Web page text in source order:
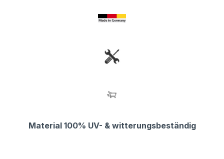
Material 100% UV- & witterungsbeständig